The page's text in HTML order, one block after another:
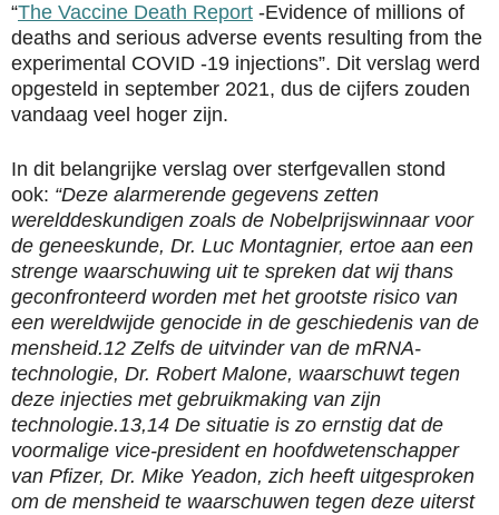
“The Vaccine Death Report -Evidence of millions of
deaths and serious adverse events resulting from the
experimental COVID -19 injections”. Dit verslag werd
opgesteld in september 2021, dus de cijfers zouden
vandaag veel hoger zijn.
In dit belangrijke verslag over sterfgevallen stond
ook: “Deze alarmerende gegevens zetten
werelddeskundigen zoals de Nobelprijswinnaar voor
de geneeskunde, Dr. Luc Montagnier, ertoe aan een
strenge waarschuwing uit te spreken dat wij thans
geconfronteerd worden met het grootste risico van
een wereldwijde genocide in de geschiedenis van de
mensheid.12 Zelfs de uitvinder van de mRNA-
technologie, Dr. Robert Malone, waarschuwt tegen
deze injecties met gebruikmaking van zijn
technologie.13,14 De situatie is zo ernstig dat de
voormalige vice-president en hoofdwetenschapper
van Pfizer, Dr. Mike Yeadon, zich heeft uitgesproken
om de mensheid te waarschuwen tegen deze uiterst